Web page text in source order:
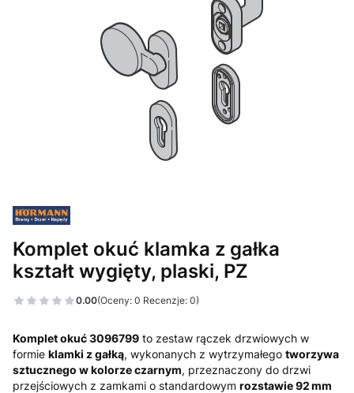
Komplet okuć klamka z gałka
kształt wygięty, plaski, PZ
0.00(Oceny: 0 Recenzje: 0)
Komplet okuć 3096799 to zestaw rączek drzwiowych w
formie klamki z gałką, wykonanych z wytrzymałego tworzywa
sztucznego w kolorze czarnym, przeznaczony do drzwi
przejściowych z zamkami o standardowym rozstawie 92 mm